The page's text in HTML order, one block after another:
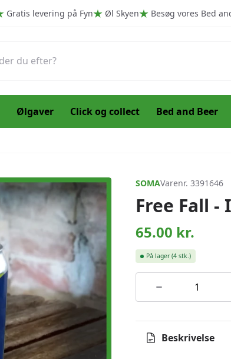
Gratis levering på Fyn Øl Skyen Besøg vores Bed
Ølgaver Click og collect Bed and Beer
SOMAVarenr. 3391646
Free Fall -
65.00 kr.
På lager (4 stk.)
Beskrivelse